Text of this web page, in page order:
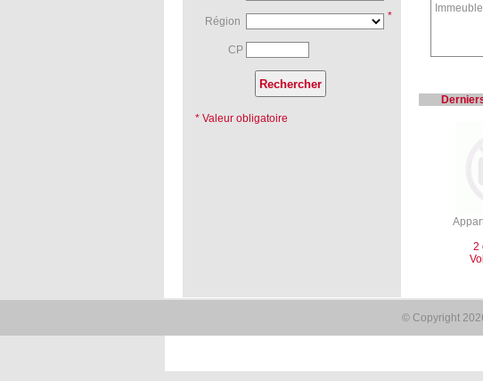
Région *
CP
* Valeur obligatoire
2
© Copyright